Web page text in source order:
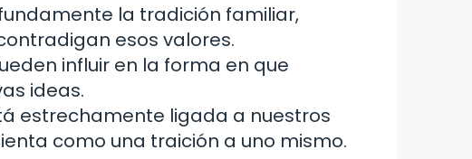
la tradición familiar,
esos valores.
influir en la forma en que
ideas.
estrechamente ligada a nuestros
como una traición a uno mismo.